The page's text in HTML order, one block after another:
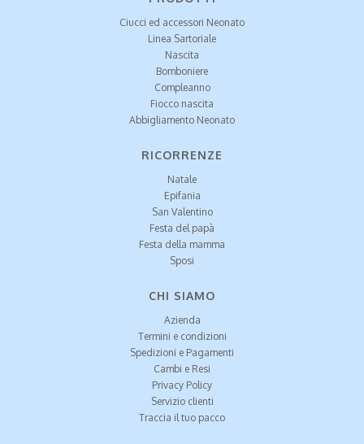
Ciucci ed accessori Neonato
Linea Sartoriale
Nascita
Bomboniere
Compleanno
Fiocco nascita
Abbigliamento Neonato
RICORRENZE
Natale
Epifania
San Valentino
Festa del papà
Festa della mamma
Sposi
CHI SIAMO
Azienda
Termini e condizioni
Spedizioni e Pagamenti
Cambi e Resi
Privacy Policy
Servizio clienti
Traccia il tuo pacco